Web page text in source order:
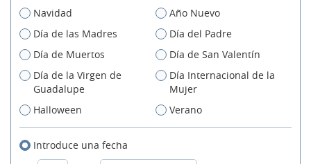
Navidad
Año Nuevo
Día de las Madres
Día del Padre
Día de Muertos
Día de San Valentín
Día de la Virgen de
Guadalupe
Día Internacional de la
Mujer
Halloween
Verano
Introduce una fecha